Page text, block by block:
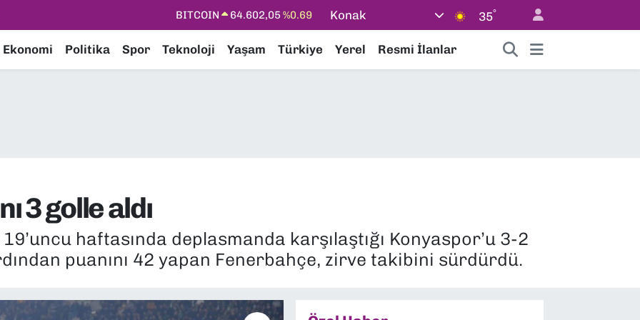
DOLAR 47,6006%0.06
STERLİN
64,2398%0.2
Konak 35°
Ekonomi Politika Spor Teknoloji Yaşam Türkiye Yerel Resmi İlanlar
3 golle aldı
19’uncu haftasında deplasmanda karşılaştığı Konyaspor’u 3-2
puanını 42 yapan Fenerbahçe, zirve takibini sürdürdü.